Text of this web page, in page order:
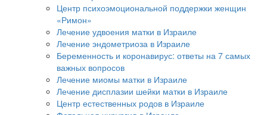
Центр психоэмоциональной поддержки женщин
«Римон»
Лечение удвоения матки в Израиле
Лечение эндометриоза в Израиле
Беременность и коронавирус: ответы на 7 самых
важных вопросов
Лечение миомы матки в Израиле
Лечение дисплазии шейки матки в Израиле
Центр естественных родов в Израиле